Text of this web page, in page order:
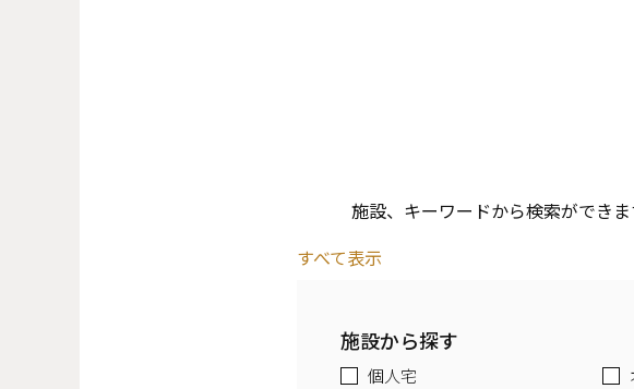
施設、キーワードから検索ができ
すべて表示
施設から探す
個人宅